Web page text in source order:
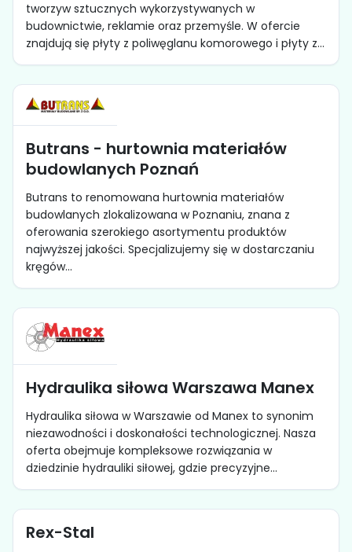
tworzyw sztucznych wykorzystywanych w
budownictwie, reklamie oraz przemyśle. W ofercie
znajdują się płyty z poliwęglanu komorowego i płyty z...
Butrans - hurtownia materiałów
budowlanych Poznań
Butrans to renomowana hurtownia materiałów
budowlanych zlokalizowana w Poznaniu, znana z
oferowania szerokiego asortymentu produktów
najwyższej jakości. Specjalizujemy się w dostarczaniu
kręgów...
Hydraulika siłowa Warszawa Manex
Hydraulika siłowa w Warszawie od Manex to synonim
niezawodności i doskonałości technologicznej. Nasza
oferta obejmuje kompleksowe rozwiązania w
dziedzinie hydrauliki siłowej, gdzie precyzyjne...
Rex-Stal